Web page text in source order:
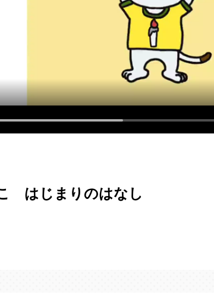
はじまりのはなし